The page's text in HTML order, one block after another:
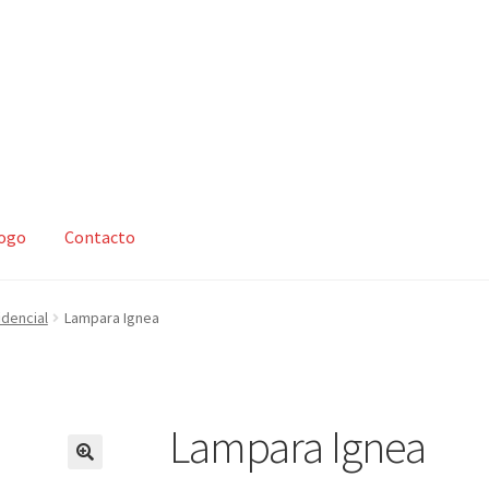
Contacto
compra Mi cuenta
Lampara Ignea
Lampara Ignea